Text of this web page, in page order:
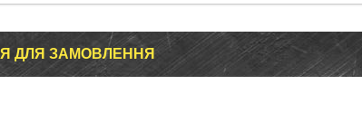
ДЛЯ ЗАМОВЛЕННЯ